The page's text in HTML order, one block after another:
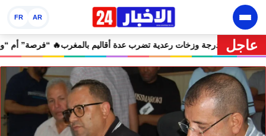
AR
FR
عاجل
موجة حر تصل إلى 47 درجة وزخات رعدية تضرب عدة أقاليم بالمغرب